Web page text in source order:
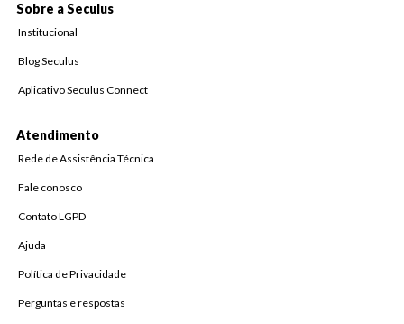
Sobre a Seculus
Institucional
Blog Seculus
Aplicativo Seculus Connect
Atendimento
Rede de Assistência Técnica
Fale conosco
Contato LGPD
Ajuda
Política de Privacidade
Perguntas e respostas